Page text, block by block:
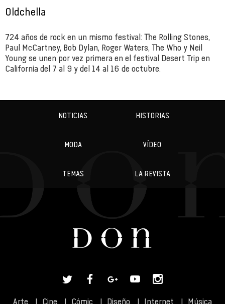
Oldchella
724 años de rock en un mismo festival: The Rolling Stones,
Paul McCartney, Bob Dylan, Roger Waters, The Who y Neil
Young se unen por vez primera en el festival Desert Trip en
California del 7 al 9 y del 14 al 16 de octubre.
NOTICIAS HISTORIAS
MODA VÍDEO
TEMAS LA REVISTA
Arte Cine Cómic Diseño Internet Música